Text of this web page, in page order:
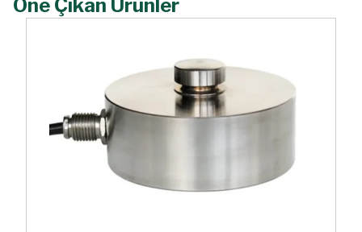
Öne Çıkan Ürünler